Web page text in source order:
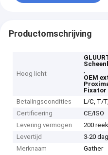
Productomschrijving
Hoog licht
,
OEM
Fixator
Betalingscondities
L/C, T/
Certificering
CE/ISO
Levering vermogen
200
Levertijd
3-20
Merknaam
Gather